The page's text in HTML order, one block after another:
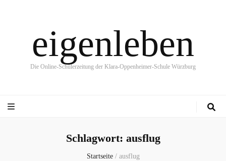
eigenleben
Die Online-Schülerzeitung der Klara-Oppenheimer-Schule Würzburg
Schlagwort: ausflug
Startseite / ausflug